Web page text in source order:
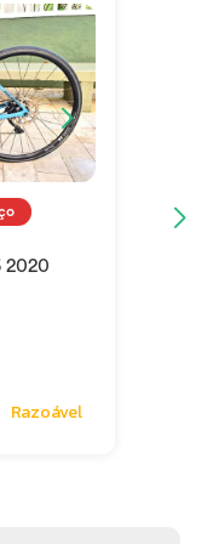
2020
Razoável